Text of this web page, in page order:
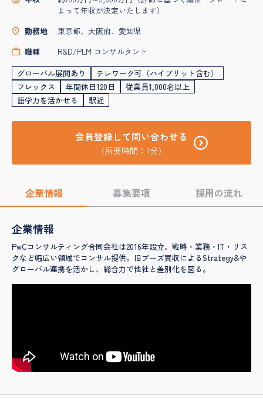
よって年収が決定いたします）
勤務地
東京都、大阪府、愛知県
職種
R&D/PLM コンサルタント
グローバル展開あり
テレワーク可（ハイブリット含む）
フレックス
年間休日120日
従業員1,000名以上
語学力を活かせる
駅近
会員登録して問い合わせる
（所要時間：1分）
企業情報 募集要項 採用の流れ
企業情報
PwCコンサルティング合同会社は2016年設立。戦略・業務・IT・リス
クなど幅広い領域でコンサル提供。旧ブーズ買収によるStrategy&や
グローバル連携を活かし、総合力で他社と差別化を図る。